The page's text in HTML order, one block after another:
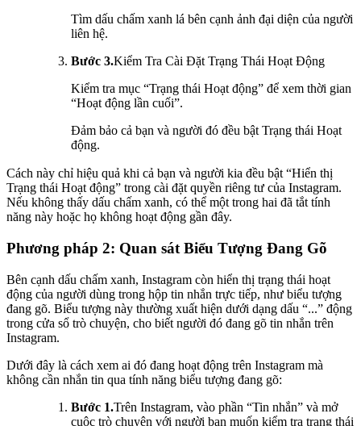
Tìm dấu chấm xanh lá bên cạnh ảnh đại diện của người
liên hệ.
Bước 3.Kiểm Tra Cài Đặt Trạng Thái Hoạt Động
Kiểm tra mục “Trạng thái Hoạt động” để xem thời gian
“Hoạt động lần cuối”.
Đảm bảo cả bạn và người đó đều bật Trạng thái Hoạt
động.
Cách này chỉ hiệu quả khi cả bạn và người kia đều bật “Hiển thị
Trạng thái Hoạt động” trong cài đặt quyền riêng tư của Instagram.
Nếu không thấy dấu chấm xanh, có thể một trong hai đã tắt tính
năng này hoặc họ không hoạt động gần đây.
Phương pháp 2: Quan sát Biểu Tượng Đang Gõ
Bên cạnh dấu chấm xanh, Instagram còn hiển thị trạng thái hoạt
động của người dùng trong hộp tin nhắn trực tiếp, như biểu tượng
đang gõ. Biểu tượng này thường xuất hiện dưới dạng dấu “...” động
trong cửa sổ trò chuyện, cho biết người đó đang gõ tin nhắn trên
Instagram.
Dưới đây là cách xem ai đó đang hoạt động trên Instagram mà
không cần nhắn tin qua tính năng biểu tượng đang gõ:
Bước 1.Trên Instagram, vào phần “Tin nhắn” và mở
cuộc trò chuyện với người bạn muốn kiểm tra trạng thái